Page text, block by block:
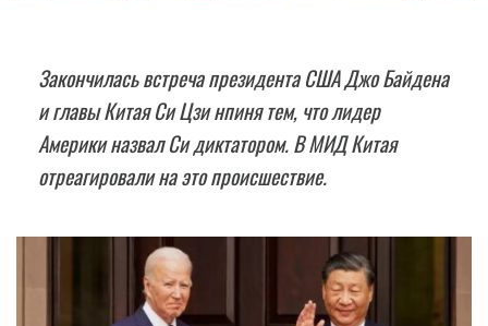
Закончилась встреча президента США Джо Байдена
и главы Китая Си Цзи нпиня тем, что лидер
Америки назвал Си диктатором. В МИД Китая
отреагировали на это происшествие.